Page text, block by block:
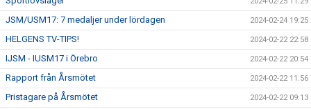
JSM/USM17: 7 medaljer under lördagen 2024-02-24 19:25
HELGENS TV-TIPS! 2024-02-22 22:58
IJSM - IUSM17 i Örebro 2024-02-22 20:54
Rapport från Årsmötet 2024-02-22 11:56
Pristagare på Årsmötet 2024-02-22 09:13